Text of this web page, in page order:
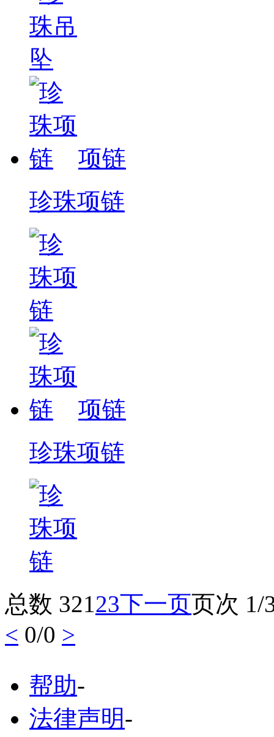
项链
珍珠项链
项链
珍珠项链
总数 321 23下一页页次 1/
< 0/0 >
帮助-
法律声明-